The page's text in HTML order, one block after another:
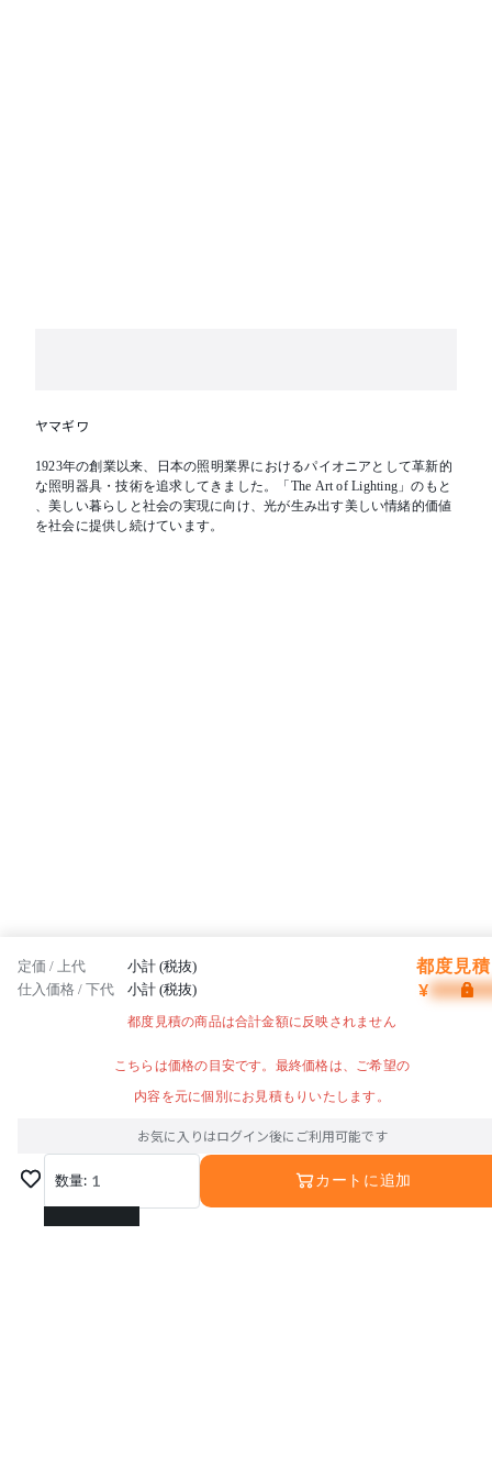
ヤマギワ
1923年の創業以来、日本の照明業界におけるパイオニアとして革新的
な照明器具・技術を追求してきました。「The Art of Lighting」のもと
、美しい暮らしと社会の実現に向け、光が生み出す美しい情緒的価値
を社会に提供し続けています。
定価 / 上代 小計 (税抜) 都度見
仕入価格 / 下代 小計 (税抜) ¥
都度見積の商品は合計金額に反映されません
こちらは価格の目安です。最終価格は、ご希望の
内容を元に個別にお見積もりいたします。
お気に入りはログイン後にご利用可能です
数量: 1
1
カートに追加